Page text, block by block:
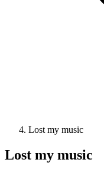
Lost my music
Lost my music